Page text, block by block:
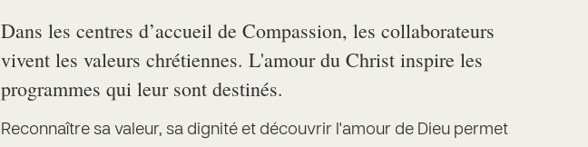
Dans les centres d’accueil de Compassion, les collaborateurs
vivent les valeurs chrétiennes. L'amour du Christ inspire les
programmes qui leur sont destinés.
Reconnaître sa valeur, sa dignité et découvrir l'amour de Dieu permet